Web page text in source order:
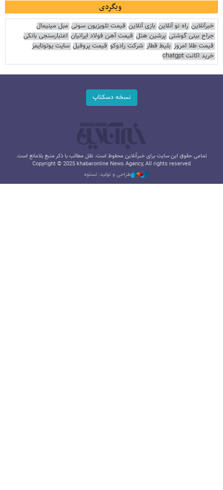
وبگردی
خبرآنلاین راه نو آنلاین بازی آنلاین قیمت تلویزیون سونی مبل مینیمال
جراح بینی گوشتی پرشین هتل قیمت آهن فولاد ایرانیان اعتبارسنجی بانکی
قیمت طلا امروز بلیط قطار شرکت رادوکو قیمت پروفیل سایت یوتوتایمز
خرید اکانت chatgpt
نسخه دسکتاپ
تمامی حقوق این سایت برای خبرآنلاین محفوظ است. نقل مطالب با ذکر منبع بلامانع است.
Copyright © 2025 khabaronline News Agancy, All rights reserved
طراحی و تولید: نستوه